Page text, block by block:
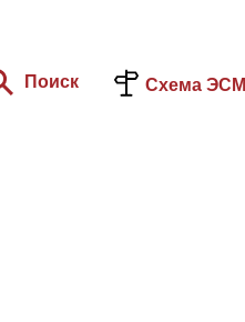
Поиск Схема ЭСМ